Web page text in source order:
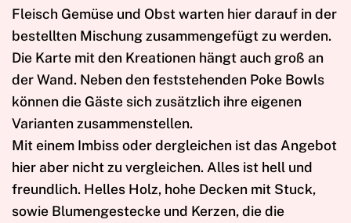
Fleisch Gemüse und Obst warten hier darauf in der
bestellten Mischung zusammengefügt zu werden.
Die Karte mit den Kreationen hängt auch groß an
der Wand. Neben den feststehenden Poke Bowls
können die Gäste sich zusätzlich ihre eigenen
Varianten zusammenstellen.
Mit einem Imbiss oder dergleichen ist das Angebot
hier aber nicht zu vergleichen. Alles ist hell und
freundlich. Helles Holz, hohe Decken mit Stuck,
sowie Blumengestecke und Kerzen, die die